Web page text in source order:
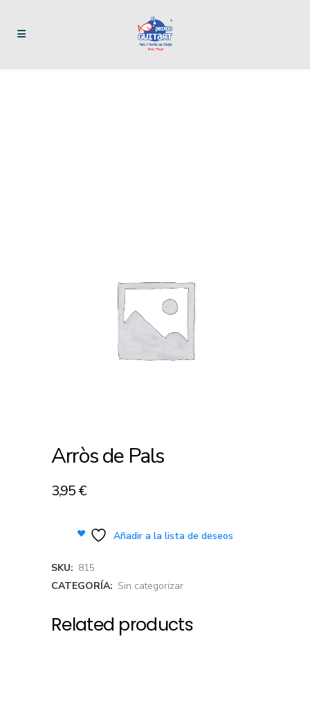
Arròs de Pals
3,95€
Añadir a la lista de deseos
SKU: 815
CATEGORÍA: Sin categorizar
Related products